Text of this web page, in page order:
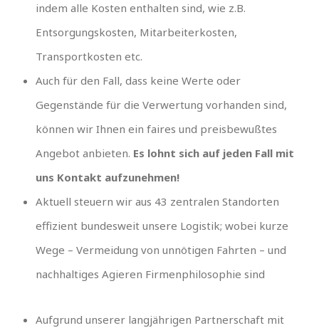
indem alle Kosten enthalten sind, wie z.B.
Entsorgungskosten, Mitarbeiterkosten,
Transportkosten etc.
Auch für den Fall, dass keine Werte oder
Gegenstände für die Verwertung vorhanden sind,
können wir Ihnen ein faires und preisbewußtes
Angebot anbieten. Es lohnt sich auf jeden Fall mit
uns Kontakt aufzunehmen!
Aktuell steuern wir aus 43 zentralen Standorten
effizient bundesweit unsere Logistik; wobei kurze
Wege – Vermeidung von unnötigen Fahrten – und
nachhaltiges Agieren Firmenphilosophie sind
Aufgrund unserer langjährigen Partnerschaft mit